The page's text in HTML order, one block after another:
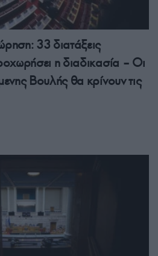
33 διατάξεις
η διαδικασία – Οι
Βουλής θα κρίνουν τις